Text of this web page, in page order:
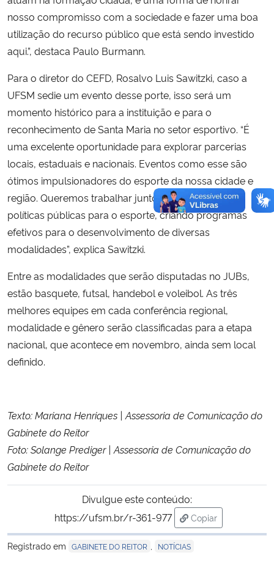
nosso compromisso com a sociedade e fazer uma boa
utilização do recurso público que está sendo investido
aqui.”, destaca Paulo Burmann.
Para o diretor do CEFD, Rosalvo Luis Sawitzki, caso a
UFSM sedie um evento desse porte, isso será um
momento histórico para a instituição e para o
reconhecimento de Santa Maria no setor esportivo. “É
uma excelente oportunidade para explorar parcerias
locais, estaduais e nacionais. Eventos como esse são
ótimos impulsionadores do esporte da nossa cidade e
região. Queremos trabalhar juntos na construção de
políticas públicas para o esporte, criando programas
efetivos para o desenvolvimento de diversas
modalidades”, explica Sawitzki.
Entre as modalidades que serão disputadas no JUBs,
estão basquete, futsal, handebol e voleibol. As três
melhores equipes em cada conferência regional,
modalidade e gênero serão classificadas para a etapa
nacional, que acontece em novembro, ainda sem local
definido.
Texto: Mariana Henriques | Assessoria de Comunicação do
Gabinete do Reitor
Foto: Solange Prediger | Assessoria de Comunicação do
Gabinete do Reitor
Divulgue este conteúdo:
https://ufsm.br/r-361-977
Copiar
para área de
Registrado em GABINETE DO REITOR NOTÍCIAS